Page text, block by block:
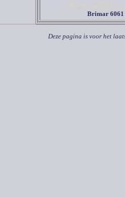
Brimar 6061
Deze pagina is voor het